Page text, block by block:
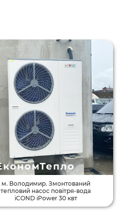
м. Володимир. Змонтований
тепловий насос повітря-вода
iCOND iPower 30 квт